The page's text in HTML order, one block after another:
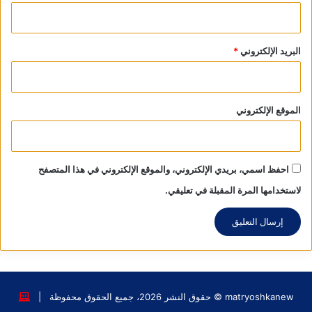
الاستعانة بالدول الغربية لدفع رواتب الموظفين والجنود.
كل هذه الأمور تعني التجاوب مع تدهور العلاقات إلى حد يفوق مرحلة
الحرب الباردة التي كانت في أوجها حسب معظم المعطيات بين
بمؤشرات صعود وهبوط متباينة، وحرب فييتنام وسباق التسلح بعض
استسلاما من موسكو للرغبات الغربية، ثم عادت لتتصاعد بشكل
الباردة تمر بفترات انفراج يُهدئ من التناحر ولو قليلا، لكن المواجهات
والتناحرات بين روسيا والغرب في صعود مستمر منذ عام 2014
ووصل مرحلة ما قبل الانفجار هذا العام، رغم أن القوى العظمى كانت
تلجأ إلى مراحل التهدئة لعلمها الأكيد أن أي صدام بين الدول النووية
سيعني فتح بوابة الجحيم على العالم كله فماذا جرى الآن؟
البريد الإلكتروني*
الموقع الإلكتروني
احفظ اسمي، بريدي الإلكتروني، والموقع الإلكتروني في هذا المتصفح
لاستخدامها المرة المقبلة في تعليقي.
matryoshkanew © حقوق النشر 2026، جميع الحقوق محفوظة |